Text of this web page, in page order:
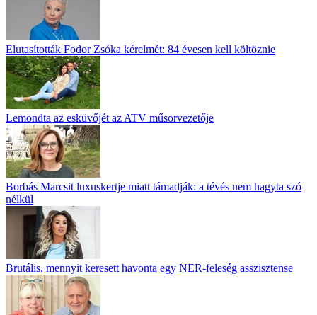
Elutasították Fodor Zsóka kérelmét: 84 évesen kell költöznie
Lemondta az esküvőjét az ATV műsorvezetője
Borbás Marcsit luxuskertje miatt támadják: a tévés nem hagyta szó
nélkül
Brutális, mennyit keresett havonta egy NER-feleség asszisztense